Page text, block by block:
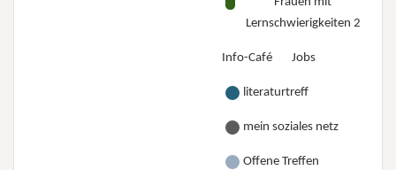
Lernschwierigkeiten 2
Info-Café Jobs
literaturtreff
mein soziales netz
Offene Treffen